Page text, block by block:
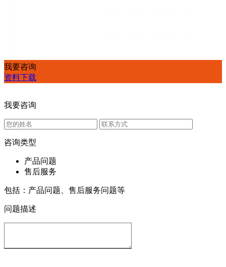
我要咨询
资料下载
我要咨询
咨询类型
产品问题
售后服务
包括：产品问题、售后服务问题等
问题描述